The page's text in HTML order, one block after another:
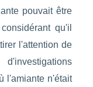
pouvait être
qu'il
l'attention de
l'amiante n'était